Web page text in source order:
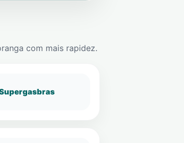
com mais rapidez.